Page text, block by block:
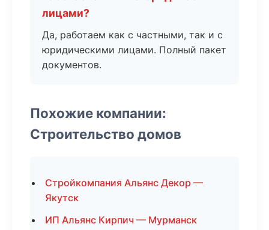
лицами?
Да, работаем как с частными, так и с
юридическими лицами. Полный пакет
документов.
Похожие компании:
Строительство домов
Стройкомпания Альянс Декор —
Якутск
ИП Альянс Кирпич — Мурманск